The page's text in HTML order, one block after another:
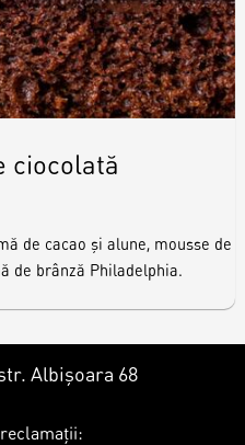
ciocolată
de cacao și alune, mousse de
de brânză Philadelphia.
Albișoara 68